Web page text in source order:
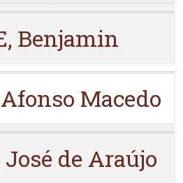
Benjamin
Afonso Macedo
José de Araújo